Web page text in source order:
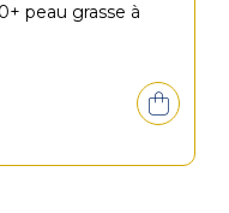
peau grasse à